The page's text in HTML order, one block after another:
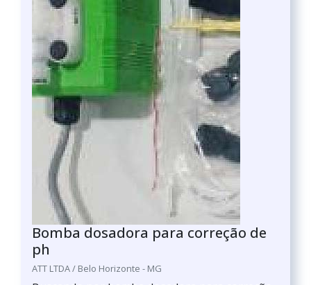
Bomba dosadora para correção de
ph
ATT LTDA / Belo Horizonte - MG